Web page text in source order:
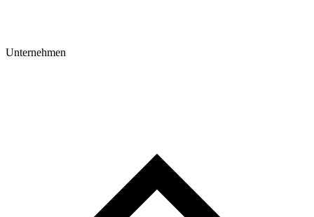
Unternehmen